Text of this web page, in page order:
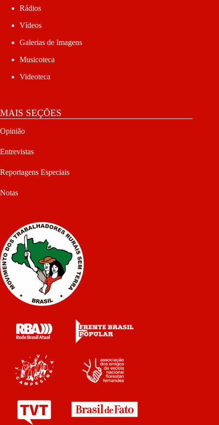
Rádios
Vídeos
Galerias de Imagens
Musicoteca
Videoteca
MAIS SEÇÕES
Opinião
Entrevistas
Reportagens Especiais
Notas